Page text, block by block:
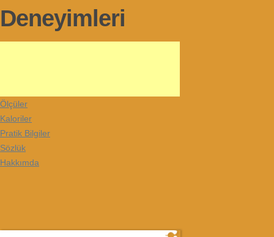
Deneyimleri
Ölçüler
Kaloriler
Pratik Bilgiler
Sözlük
Hakkımda